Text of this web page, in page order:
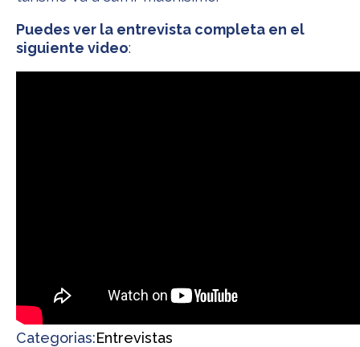
Puedes ver la entrevista completa en el
siguiente video:
Categorias:Entrevistas